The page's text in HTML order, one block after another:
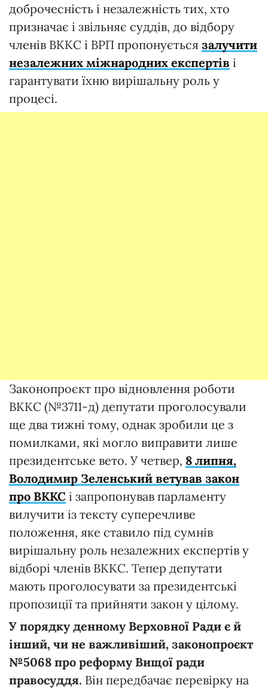
доброчесність і незалежність тих, хто
призначає і звільняє суддів, до відбору
членів ВККС і ВРП пропонується залучити
незалежних міжнародних експертів і
гарантувати їхню вирішальну роль у
процесі.
Законопроєкт про відновлення роботи
ВККС (№3711-д) депутати проголосували
ще два тижні тому, однак зробили це з
помилками, які могло виправити лише
президентське вето. У четвер, 8 липня,
Володимир Зеленський ветував закон
про ВККС і запропонував парламенту
вилучити із тексту суперечливе
положення, яке ставило під сумнів
вирішальну роль незалежних експертів у
відборі членів ВККС. Тепер депутати
мають проголосувати за президентські
пропозиції та прийняти закон у цілому.
У порядку денному Верховної Ради є й
інший, чи не важливіший, законопроєкт
№5068 про реформу Вищої ради
правосуддя. Він передбачає перевірку на